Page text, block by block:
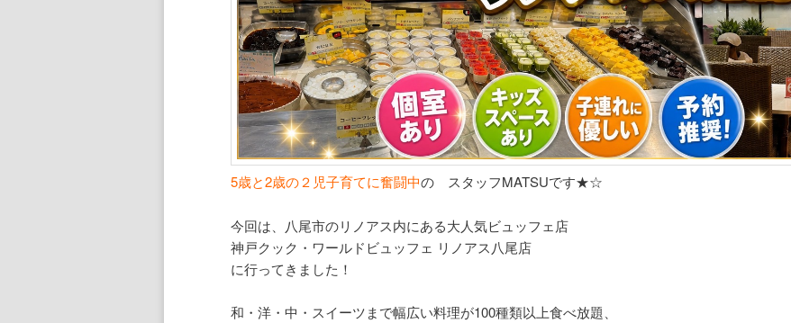
5歳と2歳の２児子育てに奮闘中の スタッフMATSUです★☆
今回は、八尾市のリノアス内にある大人気ビュッフェ店
神戸クック・ワールドビュッフェ リノアス八尾店
に行ってきました！
和・洋・中・スイーツまで幅広い料理が100種類以上食べ放題、